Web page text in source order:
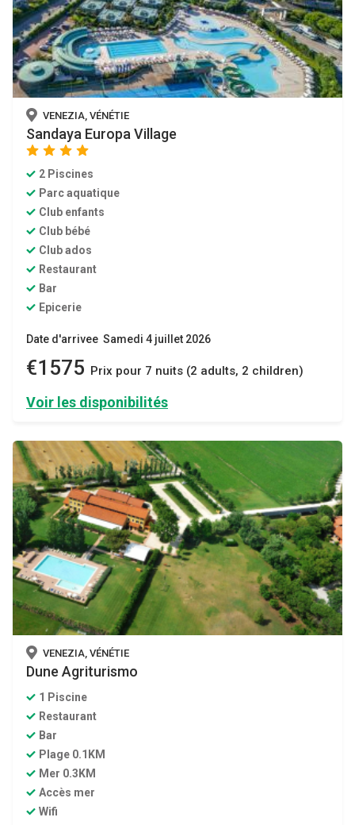
VENEZIA, VÉNÉTIE
Sandaya Europa Village
star star star
2 Piscines
Parc aquatique
Club enfants
Club bébé
Club ados
Restaurant
Bar
Epicerie
Date d'arrivee Samedi 4 juillet 2026
€1575 Prix ​​pour 7 nuits (2 adults, 2 children)
Voir les disponibilités
VENEZIA, VÉNÉTIE
Dune Agriturismo
1 Piscine
Restaurant
Bar
Plage 0.1KM
Mer 0.3KM
Accès mer
Wifi